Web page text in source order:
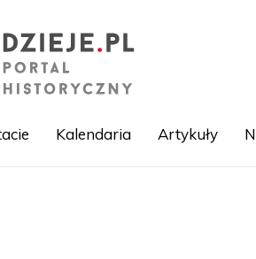
Kalendaria Artykuły